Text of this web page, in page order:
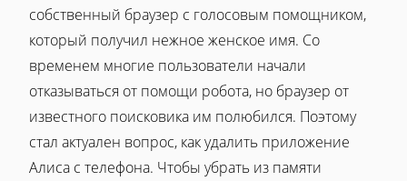
собственный браузер с голосовым помощником,
который получил нежное женское имя. Со
временем многие пользователи начали
отказываться от помощи робота, но браузер от
известного поисковика им полюбился. Поэтому
стал актуален вопрос, как удалить приложение
Алиса с телефона. Чтобы убрать из памяти